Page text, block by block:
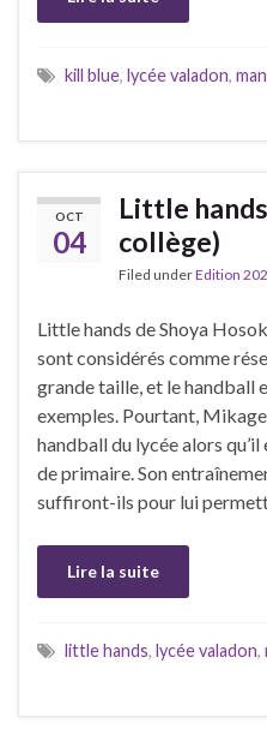
kill blue, lycée valadon,
OCT
04
Little
collège)
Filed underEdition
Little hands de Shoya
sont considérés comme
grande taille, et le handball
exemples. Pourtant,
handball du lycée alors
de primaire. Son
suffiront-ils pour lui
Lire la suite
little hands, lycée valadon,